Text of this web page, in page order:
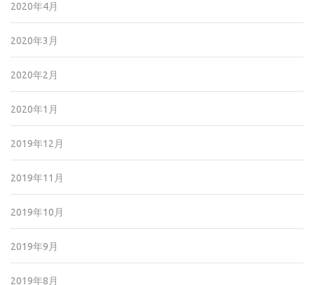
2020年4月
2020年3月
2020年2月
2020年1月
2019年12月
2019年11月
2019年10月
2019年9月
2019年8月